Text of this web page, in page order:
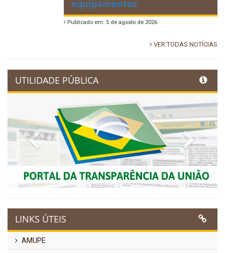
equipamentos
Publicado em: 5 de agosto de 2026
VER TODAS NOTÍCIAS
UTILIDADE PÚBLICA
Previous Next
LINKS ÚTEIS
AMUPE